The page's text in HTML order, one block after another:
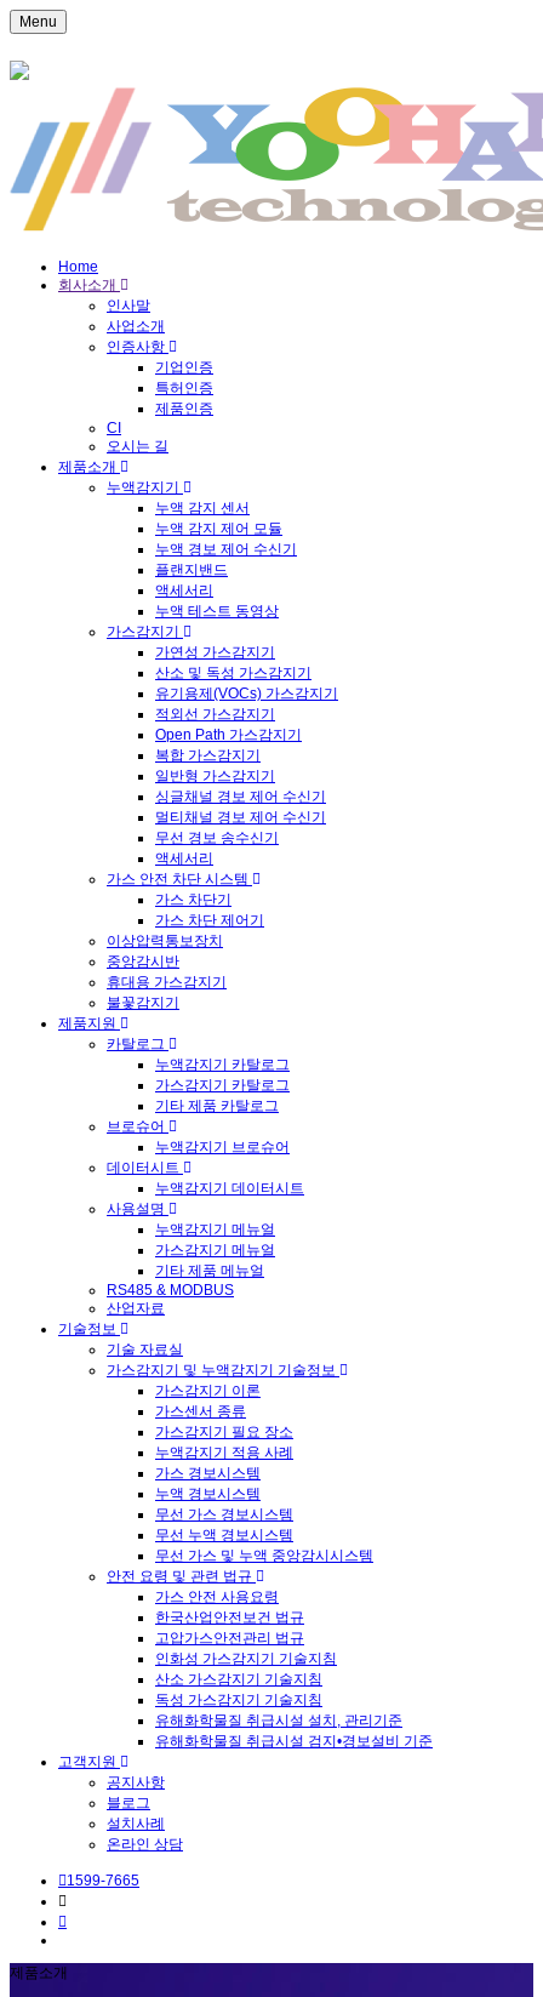
Menu
Home
회사소개
인사말
사업소개
인증사항
기업인증
특허인증
제품인증
CI
오시는 길
제품소개
누액감지기
누액 감지 센서
누액 감지 제어 모듈
누액 경보 제어 수신기
플랜지밴드
액세서리
누액 테스트 동영상
가스감지기
가연성 가스감지기
산소 및 독성 가스감지기
유기용제(VOCs) 가스감지기
적외선 가스감지기
Open Path 가스감지기
복합 가스감지기
일반형 가스감지기
싱글채널 경보 제어 수신기
멀티채널 경보 제어 수신기
무선 경보 송수신기
액세서리
가스 안전 차단 시스템
가스 차단기
가스 차단 제어기
이상압력통보장치
중앙감시반
휴대용 가스감지기
불꽃감지기
제품지원
카탈로그
누액감지기 카탈로그
가스감지기 카탈로그
기타 제품 카탈로그
브로슈어
누액감지기 브로슈어
데이터시트
누액감지기 데이터시트
사용설명
누액감지기 메뉴얼
가스감지기 메뉴얼
기타 제품 메뉴얼
RS485 & MODBUS
산업자료
기술정보
기술 자료실
가스감지기 및 누액감지기 기술정보
가스감지기 이론
가스센서 종류
가스감지기 필요 장소
누액감지기 적용 사례
가스 경보시스템
누액 경보시스템
무선 가스 경보시스템
무선 누액 경보시스템
무선 가스 및 누액 중앙감시시스템
안전 요령 및 관련 법규
가스 안전 사용요령
한국산업안전보건 법규
고압가스안전관리 법규
인화성 가스감지기 기술지침
산소 가스감지기 기술지침
독성 가스감지기 기술지침
유해화학물질 취급시설 설치, 관리기준
유해화학물질 취급시설 검지•경보설비 기준
고객지원
공지사항
블로그
설치사례
온라인 상담
1599-7665
제품소개